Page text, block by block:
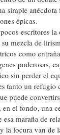
simple
épicas.
escritores la
mezcla de
como
poderosas,
sin perder el
tanto un refugio
puede
en el fondo, una
esa maraña de
la locura van de